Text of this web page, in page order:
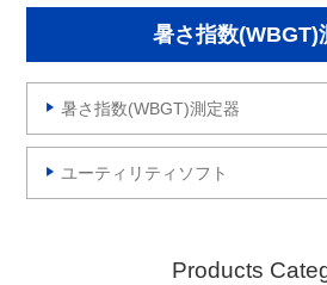
暑さ指数(WBGT)
暑さ指数(WBGT)測定器
ユーティリティソフト
Products